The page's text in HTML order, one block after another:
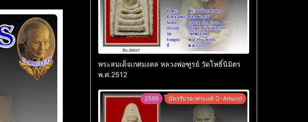
พระสมเด็จเกศมงคล หลวงพ่อฑูรย์ วัดโพธิ์นิมิตร
พ.ศ.2512
2569 บัตรรับรองพระแท้ D-Amulet